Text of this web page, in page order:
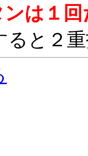
は１
ると２